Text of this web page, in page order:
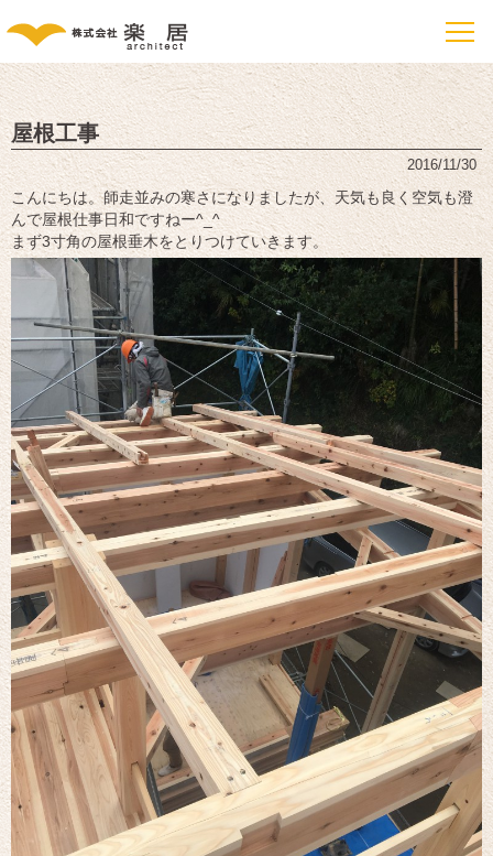
屋根工事
2016/11/30
こんにちは。師走並みの寒さになりましたが、天気も良く空気も澄
んで屋根仕事日和ですねー^_^
まず3寸角の屋根垂木をとりつけていきます。